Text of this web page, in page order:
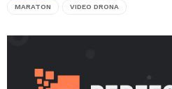
MARATON VIDEO DRONA